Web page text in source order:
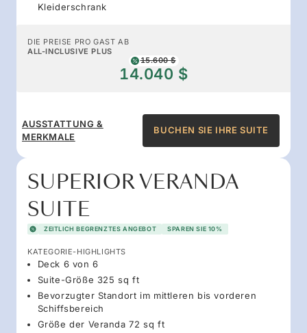
Kleiderschrank
DIE PREISE PRO GAST AB
ALL-INCLUSIVE PLUS
15.600 $
14.040 $
AUSSTATTUNG &
MERKMALE
BUCHEN SIE IHRE SUITE
SUPERIOR VERANDA
SUITE
ZEITLICH BEGRENZTES ANGEBOT SPAREN SIE 10%
KATEGORIE-HIGHLIGHTS
Deck 6 von 6
Suite-Größe 325 sq ft
Bevorzugter Standort im mittleren bis vorderen
Schiffsbereich
Größe der Veranda 72 sq ft